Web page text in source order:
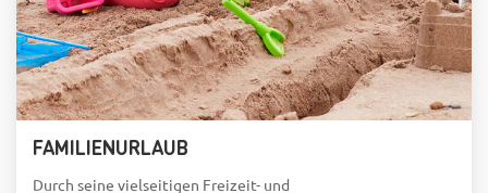
FAMILIENURLAUB
Durch seine vielseitigen Freizeit- und